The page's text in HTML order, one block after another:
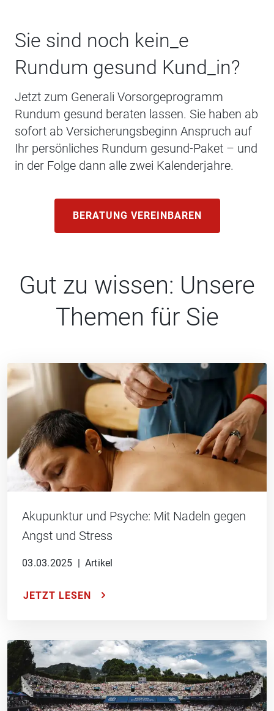
Sie sind noch kein_e
Rundum gesund Kund_in?
Jetzt zum Generali Vorsorgeprogramm
Rundum gesund beraten lassen. Sie haben ab
sofort ab Versicherungsbeginn Anspruch auf
Ihr persönliches Rundum gesund-Paket – und
in der Folge dann alle zwei Kalenderjahre.
BERATUNG VEREINBAREN
Gut zu wissen: Unsere
Themen für Sie
Akupunktur und Psyche: Mit Nadeln gegen
Angst und Stress
03.03.2025 | Artikel
JETZT LESEN